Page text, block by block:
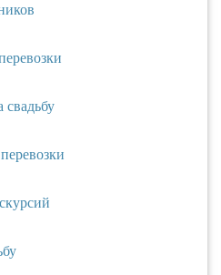
свадьбу